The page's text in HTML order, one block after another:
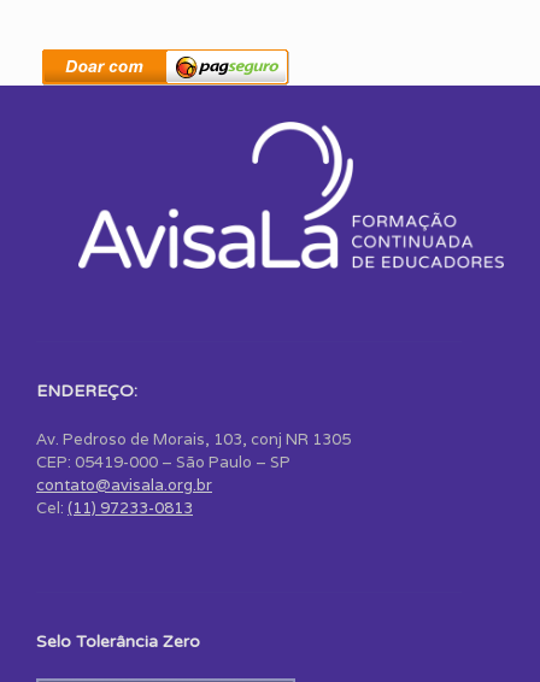
ENDEREÇO:
Av. Pedroso de Morais, 103, conj NR 1305
CEP: 05419-000 – São Paulo – SP
contato@avisala.org.br
Cel: (11) 97233-0813
Selo Tolerância Zero